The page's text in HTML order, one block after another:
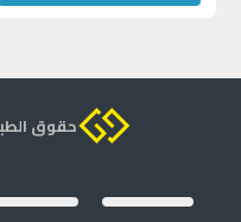
حقوق